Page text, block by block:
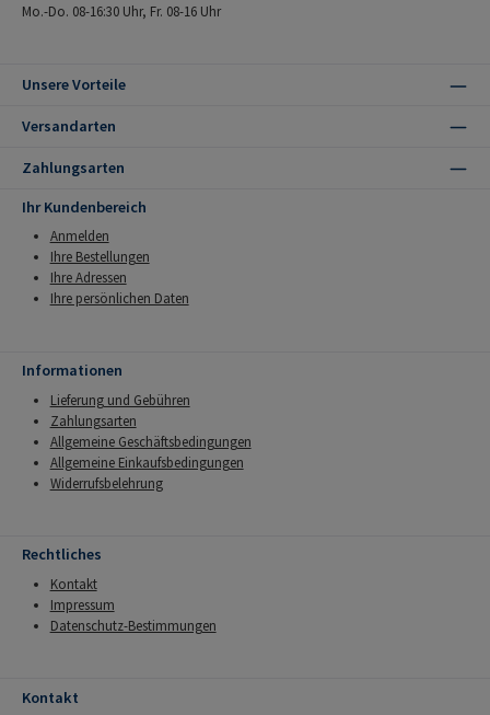
Mo.-Do. 08-16:30 Uhr, Fr. 08-16 Uhr
Unsere Vorteile
Versandarten
Zahlungsarten
Ihr Kundenbereich
Anmelden
Ihre Bestellungen
Ihre Adressen
Ihre persönlichen Daten
Informationen
Lieferung und Gebühren
Zahlungsarten
Allgemeine Geschäftsbedingungen
Allgemeine Einkaufsbedingungen
Widerrufsbelehrung
Rechtliches
Kontakt
Impressum
Datenschutz-Bestimmungen
Kontakt